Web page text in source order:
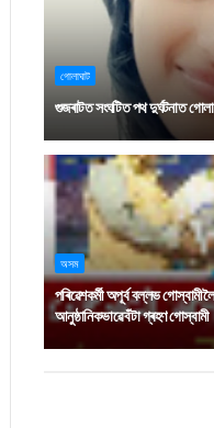
গোলাঘাট
গুজৰাটত সংঘটিত পথ দুৰ্ঘটনাত
অসম
পৰিৱেশকৰ্মী অপূৰ্ব বল্লভ
আনুষ্ঠানিকভাৱে বঁটা গ্ৰহণ গোস্বামী